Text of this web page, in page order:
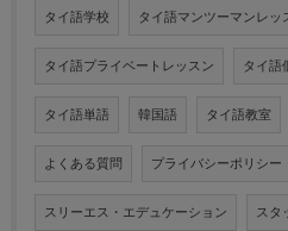
タイ語学校 タイ語マンツーマンレッ
タイ語プライベートレッスン タイ語
タイ語単語 韓国語 タイ語教室
よくある質問 プライバシーポリシー
スリーエス・エデュケーション スタ